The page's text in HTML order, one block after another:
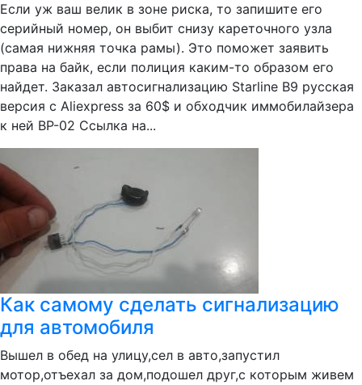
Если уж ваш велик в зоне риска, то запишите его
серийный номер, он выбит снизу кареточного узла
(самая нижняя точка рамы). Это поможет заявить
права на байк, если полиция каким-то образом его
найдет. Заказал автосигнализацию Starline B9 русская
версия с Aliexpress за 60$ и обходчик иммобилайзера
к ней BP-02 Ссылка на...
Как самому сделать сигнализацию
для автомобиля
Вышел в обед на улицу,сел в авто,запустил
мотор,отъехал за дом,подошел друг,с которым живем